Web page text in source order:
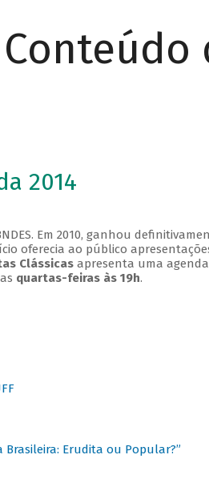
2014
Em 2010, ganhou
oferecia ao público
Clássicasapresenta uma
quartas-feiras às 19h.
Brasileira: Erudita ou Popular?”